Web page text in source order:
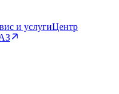
и услугиЦентр